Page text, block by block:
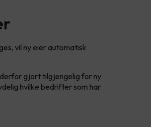
vil ny eier automatisk
gjort tilgjengelig for ny
hvilke bedrifter som har